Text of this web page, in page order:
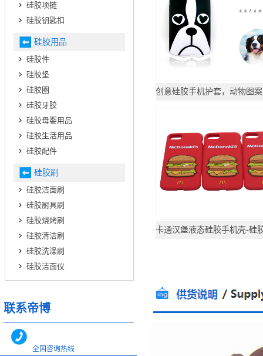
硅胶项链
硅胶钥匙扣
硅胶用品
硅胶件
硅胶垫
硅胶圈
硅胶牙胶
硅胶母婴用品
硅胶生活用品
硅胶配件
硅胶刷
硅胶洁面刷
硅胶厨具刷
硅胶烧烤刷
硅胶清洁刷
硅胶洗澡刷
硅胶洁面仪
联系帝博
全国咨询热线